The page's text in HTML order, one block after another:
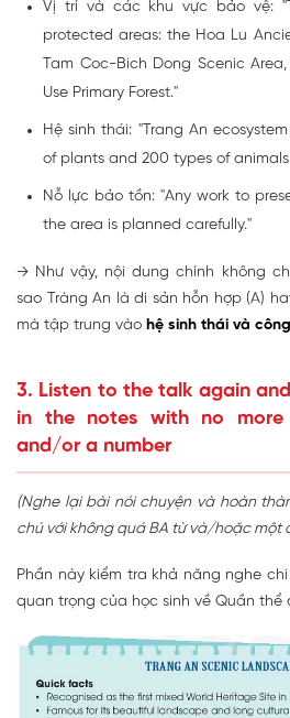
Vị trí và các khu vực bảo vệ:
protected areas: the Hoa Lu
Tam Coc-Bich Dong Scenic
Use Primary Forest."
Hệ sinh thái: "Trang An
of plants and 200 types of
Nỗ lực bảo tồn: "Any work to
the area is planned carefully."
→ Như vậy, nội dung chính không
sao Tràng An là di sản hỗn hợp (A)
mà tập trung vào hệ sinh thái và
3. Listen to the talk again
in the notes with no more
and/or a number
(Nghe lại bài nói chuyện và hoàn
chú với không quá BA từ và/hoặc một
Phần này kiểm tra khả năng nghe
quan trọng của học sinh về Quần thể